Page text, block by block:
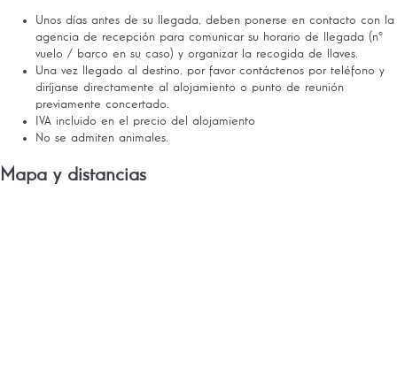
Unos días antes de su llegada, deben ponerse en contacto con la
agencia de recepción para comunicar su horario de llegada (nº
vuelo / barco en su caso) y organizar la recogida de llaves.
Una vez llegado al destino, por favor contáctenos por teléfono y
diríjanse directamente al alojamiento o punto de reunión
previamente concertado.
IVA incluido en el precio del alojamiento
No se admiten animales.
Mapa y distancias